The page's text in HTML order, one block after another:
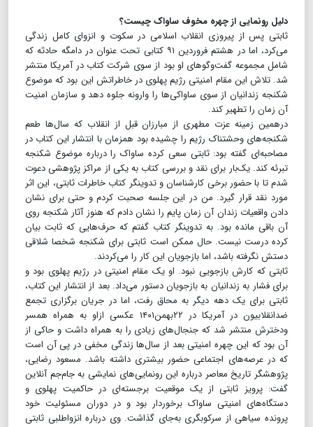
دلیل رونمایی از چهره مخوف ساواک چیست؟
ثابتی پس از پیروزی انقلاب اسلامی در سکوت و انزوای کامل زندگی
می‌کرد، اما در هشتم فروردین ۹۱ کتابی تحت عنوان در دامگه حادثه که
شامل مجموعه گفت‌وگو‌های او بود از سوی شرکت کتاب در آمریکا منتشر
شد. تلاش این مقام امنیتی رژیم پهلوی در خاطراتش این بود که موضوع
شکنجه زندانیان از سوی ساواکی‌ها را وارونه جلوه دهد و سازمان امنیت
آن زمان را تطهیر کند.
درهمین زمینه عزت مطهری از مبارزان قبل از انقلاب که سال‌ها طعم
شکنجه‌های وحشتناک رژیم را چشیده بود همزمان با انتشار این کتاب در
مصاحبه‌ای گفته بود: ثابتی سعی کرده ساواک را درباره موضوع شکنجه
تبرئه کند. یک‌بار برای نقد و بررسی کتاب به یکی از مراکز پژوهشی دعوت
شدم تا با حضور برخی کارشناسان و تدوینگر کتاب خاطرات ثابتی، این اثر
مورد نقد قرار گیرد. من در این جلسه صحبت کردم و حتی برای نشان
دادن واقعیات زندان آن زمان پایم را نشان دادم که هنوز آثار شکنجه روی
آن باقی مانده بود. به تدوینگر کتاب گفتم که حرف‌هایی که ثابت بیان
کرده درست نیست. حال ممکن است ثابتی برای شکنجه شخصا شلاقی
دستش نگرفته باشد، اما بازجویان این کار را می‌کردند.
ثابتی که کارش بازجویی نبود. او یک مقام امنیتی در رژیم پهلوی بود و
برای فشار به زندانیان به بازجویان دستور می‌داد. بعد از انتشار این کتاب،
ثابتی برای یک دهه دیگر به محاق رفت، اما در جریان برگزاری تجمع
ضدانقلابیون در آمریکا در ۲۲بهمن۱۴۰۱ عکسی ازاو به همراه همسر
ودخترش منتشر شد که جنجال‌های زیادی را به همراه داشت و حاکی از
آن بود که این چهره امنیتی بعد از سال‌ها زندگی مخفی در پی آن است
که در عرصه‌های اجتماعی حضور بیشتری داشته باشد. مسعود رضایی،
پژوهشگر تاریخ معاصر درباره این رونمایی‌های نمایشی به جام‌جم آنلاین
گفت: پرویز ثابتی از یک موقعیت برجسته‌ای در حاکمیت پهلوی و
دستگاه‌های امنیتی ساواک برخوردار بود و در دوران مسئولیت خود
پرونده سیاهی از سرکوبگری به‌جای گذاشت. وی درباره انزواطلبی ثابتی